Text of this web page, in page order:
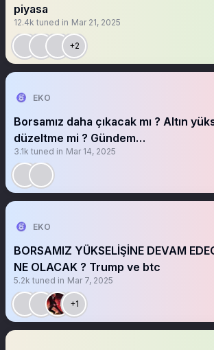
piyasa
12.4k tuned in Mar 21, 2025
+2
EKO
Borsamız daha çıkacak mı ? Altın
düzeltme mi ? Gündem…
3.1k tuned in Mar 14, 2025
EKO
BORSAMIZ YÜKSELİŞİNE DEVAM
NE OLACAK ? Trump ve btc
5.2k tuned in Mar 7, 2025
+1